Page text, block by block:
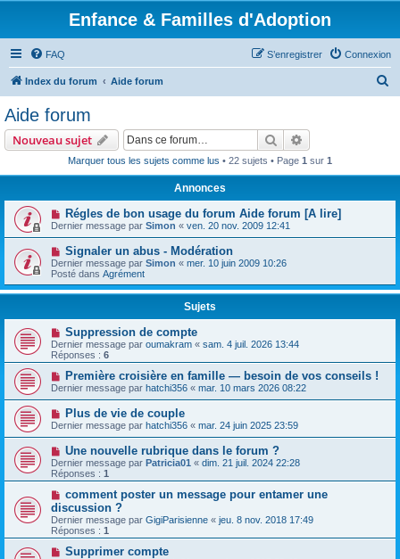
Enfance & Familles d'Adoption
FAQ Connexion
S’enregistrer
Index du forum Aide forum
Aide forum
Nouveau sujet Rechercher
Marquer tous les sujets comme lus • 22 sujets • Page 1 sur 1
Annonces
Régles de bon usage du forum Aide forum [A lire]
Dernier message par Simon « ven. 20 nov. 2009 12:41
Signaler un abus - Modération
Dernier message par Simon « mer. 10 juin 2009 10:26
Posté dans Agrément
Sujets
Suppression de compte
Dernier message par oumakram « sam. 4 juil. 2026 13:44
Réponses : 6
Première croisière en famille — besoin de vos conseils !
Dernier message par hatchi356 « mar. 10 mars 2026 08:22
Plus de vie de couple
Dernier message par hatchi356 « mar. 24 juin 2025 23:59
Une nouvelle rubrique dans le forum ?
Dernier message par Patricia01 « dim. 21 juil. 2024 22:28
Réponses : 1
comment poster un message pour entamer une
discussion ?
Dernier message par GigiParisienne « jeu. 8 nov. 2018 17:49
Réponses : 1
Supprimer compte